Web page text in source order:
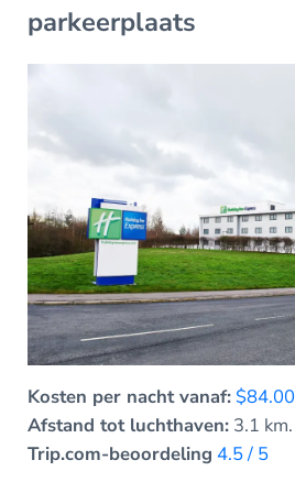
parkeerplaats
Kosten per nacht vanaf: $84.00
Afstand tot luchthaven:3.1 km.
Trip.com-beoordeling 4.5 / 5